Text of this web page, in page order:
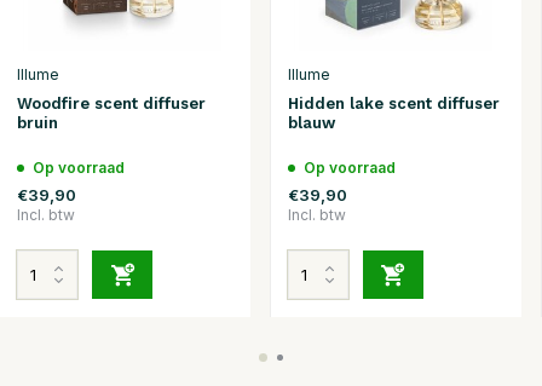
Illume
Woodfire scent diffuser
bruin
Op voorraad
€39,90
Incl. btw
Illume
Hidden lake scent diffuser
blauw
Op voorraad
€39,90
Incl. btw